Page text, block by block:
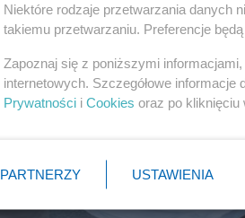
Niektóre rodzaje przetwarzania danych
takiemu przetwarzaniu. Preferencje
Zapoznaj się z poniższymi
internetowych. Szczegółowe
Prywatności i Cookies oraz po kliknięciu
PARTNERZY USTAWIENIA